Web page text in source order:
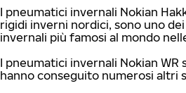
I pneumatici invernali Nokian
rigidi inverni nordici, sono uno
invernali più famosi al mondo
I pneumatici invernali Nokian
hanno conseguito numerosi altri